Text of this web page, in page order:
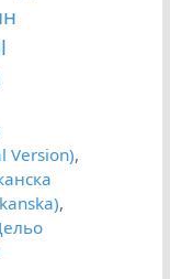
Version),
,